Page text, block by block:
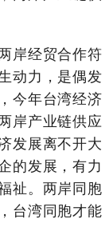
岸经贸合作符
动力，是偶发
今年台湾经济
岸产业链供应
发展离不开大
的发展，有力
祉。两岸同胞
台湾同胞才能